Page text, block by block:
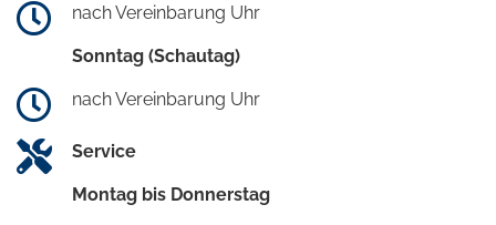
nach Vereinbarung Uhr
Sonntag (Schautag)
nach Vereinbarung Uhr
Service
Montag bis Donnerstag